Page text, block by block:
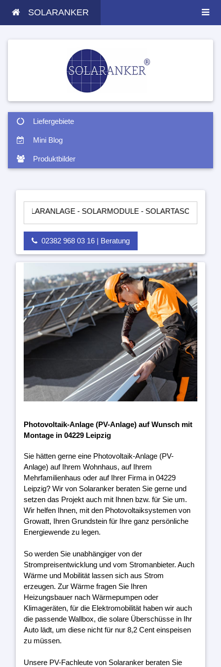
SOLARANKER
Liefergebiete
Mini Blog
Produktbilder
- SOLARMODULE - SOLARTASCHEN -
02382 968 03 16 | Beratung
Photovoltaik-Anlage (PV-Anlage) auf Wunsch mit
Montage in 04229 Leipzig
Sie hätten gerne eine Photovoltaik-Anlage (PV-
Anlage) auf Ihrem Wohnhaus, auf Ihrem
Mehrfamilienhaus oder auf Ihrer Firma in 04229
Leipzig? Wir von Solaranker beraten Sie gerne und
setzen das Projekt auch mit Ihnen bzw. für Sie um.
Wir helfen Ihnen, mit den Photovoltaiksystemen von
Growatt, Ihren Grundstein für Ihre ganz persönliche
Energiewende zu legen.
So werden Sie unabhängiger von der
Strompreisentwicklung und vom Stromanbieter. Auch
Wärme und Mobilität lassen sich aus Strom
erzeugen. Zur Wärme fragen Sie Ihren
Heizungsbauer nach Wärmepumpen oder
Klimageräten, für die Elektromobilität haben wir auch
die passende Wallbox, die solare Überschüsse in Ihr
Auto lädt, um diese nicht für nur 8,2 Cent einspeisen
zu müssen.
Unsere PV-Fachleute von Solaranker beraten Sie